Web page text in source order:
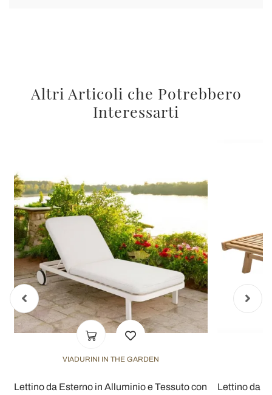
Altri Articoli che Potrebbero
Interessarti
VIADURINI IN THE GARDEN
Lettino da Esterno in Alluminio e Tessuto con
Lettino da